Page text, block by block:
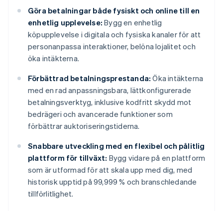
Göra betalningar både fysiskt och online till en
enhetlig upplevelse: Bygg en enhetlig
köpupplevelse i digitala och fysiska kanaler för att
personanpassa interaktioner, belöna lojalitet och
öka intäkterna.
Förbättrad betalningsprestanda: Öka intäkterna
med en rad anpassningsbara, lättkonfigurerade
betalningsverktyg, inklusive kodfritt skydd mot
bedrägeri och avancerade funktioner som
förbättrar auktoriseringstiderna.
Snabbare utveckling med en flexibel och pålitlig
plattform för tillväxt: Bygg vidare på en plattform
som är utformad för att skala upp med dig, med
historisk upptid på 99,999 % och branschledande
tillförlitlighet.